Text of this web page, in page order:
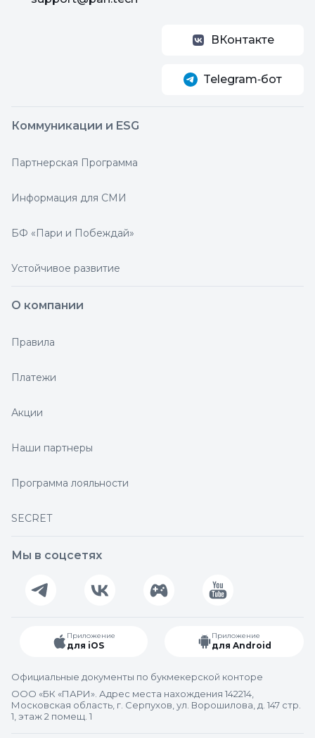
ВКонтакте
Telegram‑бот
Коммуникации и ESG
Партнерская Программа
Информация для СМИ
БФ «Пари и Побеждай»
Устойчивое развитие
О компании
Правила
Платежи
Акции
Наши партнеры
Программа лояльности
SECRET
Мы в соцсетях
Приложение
для iOS
Приложение
для Android
Официальные документы по букмекерской конторе
ООО «БК «ПАРИ». Адрес места нахождения 142214,
Московская область, г. Серпухов, ул. Ворошилова, д. 147 стр.
1, этаж 2 помещ. 1